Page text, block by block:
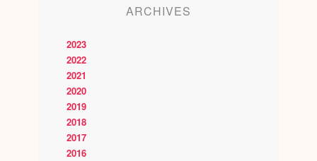
ARCHIVES
2023
2022
2021
2020
2019
2018
2017
2016